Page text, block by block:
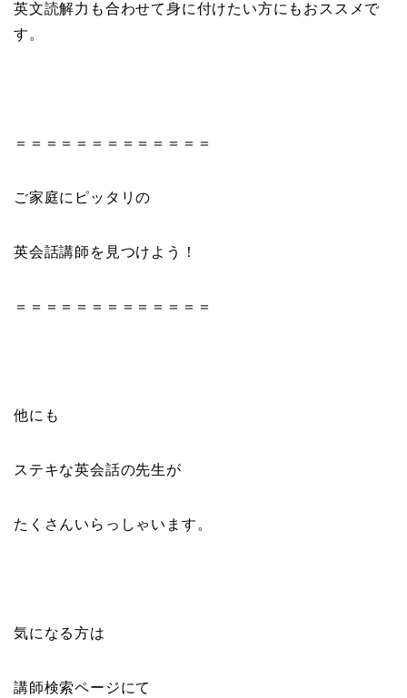
英文読解力も合わせて身に付けたい方にもおススメで
す。
＝＝＝＝＝＝＝＝＝＝＝＝＝
ご家庭にピッタリの
英会話講師を見つけよう！
＝＝＝＝＝＝＝＝＝＝＝＝＝
他にも
ステキな英会話の先生が
たくさんいらっしゃいます。
気になる方は
講師検索ページにて